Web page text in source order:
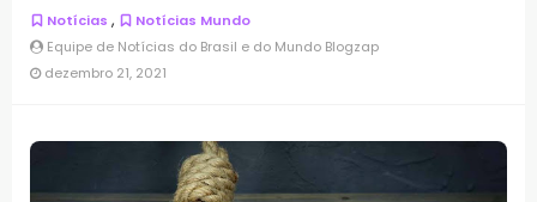
Notícias ,
Notícias Mundo
Equipe de Notícias do Brasil e do Mundo Blogzap
dezembro 21, 2021